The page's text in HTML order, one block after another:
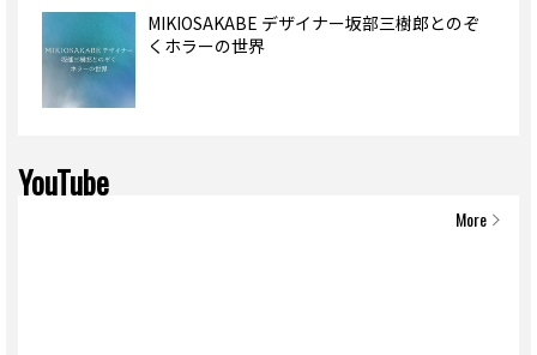
MIKIOSAKABE デザイナー坂部三樹郎とのぞ
くホラーの世界
YouTube
More